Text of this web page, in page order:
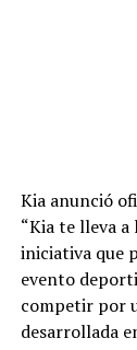
Kia anunció
“Kia te lleva
iniciativa que
evento
competir por
desarrollada